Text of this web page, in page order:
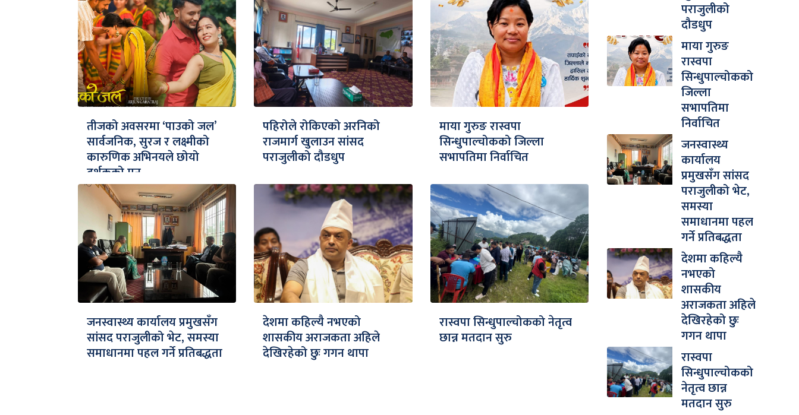
तीजको अवसरमा ‘पाउको जल’
सार्वजनिक, सुरज र लक्ष्मीको
कारुणिक अभिनयले छोयो
दर्शकको मन
पहिरोले रोकिएको अरनिको
राजमार्ग खुलाउन सांसद
पराजुलीको दौडधुप
माया गुरुङ रास्वपा
सिन्धुपाल्चोकको जिल्ला
सभापतिमा निर्वाचित
जनस्वास्थ्य कार्यालय प्रमुखसँग
सांसद पराजुलीको भेट, समस्या
समाधानमा पहल गर्ने प्रतिबद्धता
देशमा कहिल्यै नभएको
शासकीय अराजकता अहिले
देखिरहेको छुः गगन थापा
रास्वपा सिन्धुपाल्चोकको नेतृत्व
छान्न मतदान सुरु
पराजुलीको
दौडधुप
माया गुरुङ
रास्वपा
सिन्धुपाल्चोकको
जिल्ला
सभापतिमा
निर्वाचित
जनस्वास्थ्य
कार्यालय
प्रमुखसँग सांसद
पराजुलीको भेट,
समस्या
समाधानमा पहल
गर्ने प्रतिबद्धता
देशमा कहिल्यै
नभएको
शासकीय
अराजकता अहिले
देखिरहेको छुः
गगन थापा
रास्वपा
सिन्धुपाल्चोकको
नेतृत्व छान्न
मतदान सुरु